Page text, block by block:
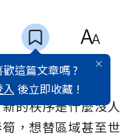
歡這篇文章嗎 ?
入 後立即收藏 !
的秩序是什麼沒人
，想替區域甚至世